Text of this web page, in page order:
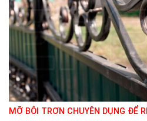
MỠ BÔI TRƠN CHUYÊN DỤNG ĐỂ